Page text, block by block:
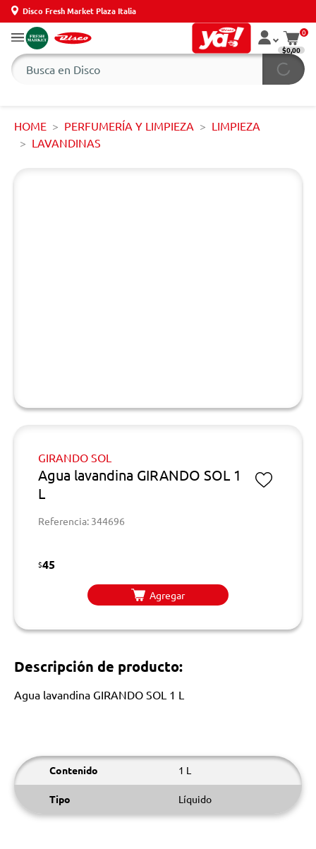
Disco Fresh Market Plaza Italia
0
$0,00
HOME PERFUMERÍA Y LIMPIEZA
LIMPIEZA
LAVANDINAS
GIRANDO SOL
Agua lavandina GIRANDO SOL 1
L
Referencia: 344696
$45
Agregar
Descripción de producto:
Agua lavandina GIRANDO SOL 1 L
Contenido 1 L
Tipo Líquido